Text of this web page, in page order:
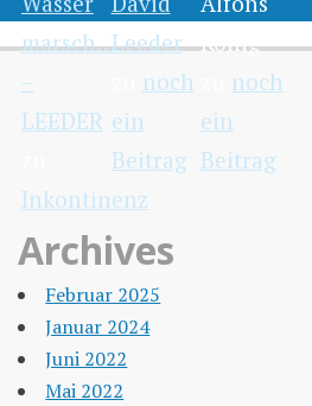
marsch…
–
LEEDER
Inkontinenz
Leeder
noch
ein
Beitrag
König
noch
ein
Beitrag
Archives
Februar 2025
Januar 2024
Juni 2022
Mai 2022